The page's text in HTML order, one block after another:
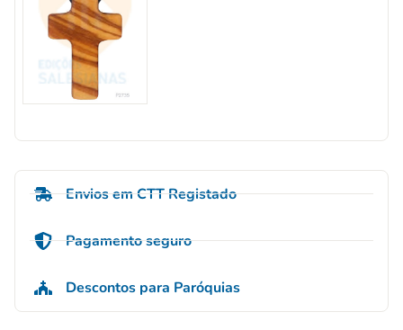
Envios em CTT Registado
Pagamento seguro
Descontos para Paróquias